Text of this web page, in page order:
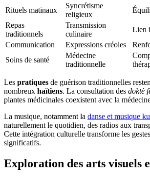
Rituels matinaux
Syncrétisme
religieux
Repas
traditionnels
Transmission
culinaire
Lien
Communication
Expressions créoles
Soins de santé
Médecine
traditionnelle
Les pratiques de guérison traditionnelles
nombreux haïtiens. La consultation des doktè
plantes médicinales coexistent avec la
La musique, notamment la danse et musique
naturellement le quotidien, des radios aux
Cette intégration culturelle transforme les
significatifs.
Exploration des arts visuels